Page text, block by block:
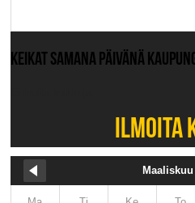
KEIKAT SAMANA PÄIVÄNÄ
ILMOITA
Maaliskuu